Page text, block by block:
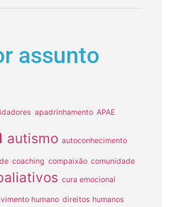
assunto
apadrinhamento APAE
autismo autoconhecimento
coaching compaixão comunidade
cura emocional
humano direitos humanos